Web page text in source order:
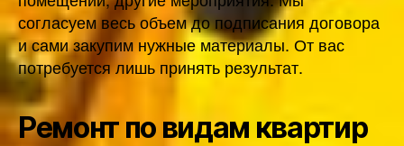
согласуем весь объем до подписания договора
и сами закупим нужные материалы. От вас
потребуется лишь принять результат.
Ремонт по видам квартир